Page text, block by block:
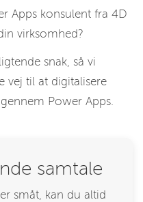
Apps konsulent fra 4D
virksomhed?
snak, så vi
vej til at digitalisere
Power Apps.
samtale
småt, kan du altid